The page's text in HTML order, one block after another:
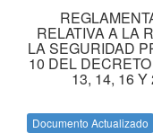
RELATIVA A LA
LA SEGURIDAD
10 DEL DECRETO
13, 14, 16
Documento Actualizado